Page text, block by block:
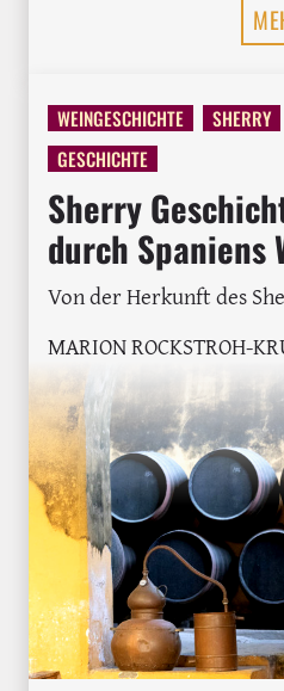
WEINGESCHICHTE SHERRY
GESCHICHTE
Sherry
durch
Von der Herkunft des
MARION ROCKSTROH-